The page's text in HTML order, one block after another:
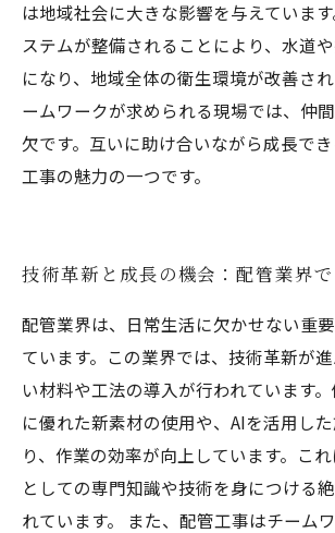
は地域社会に大きな影響を与えていま
ステムが整備されることにより、水道
になり、地域全体の衛生環境が改善さ
ームワークが求められる現場では、仲
欠です。互いに助け合いながら成長で
工事の魅力の一つです。
技術革新と成長の機会：配管業界で
配管業界は、日常生活に欠かせない重
ています。この業界では、技術革新が
い材料や工法の導入が行われています
に優れた新素材の使用や、AIを活用し
り、作業の効率が向上しています。こ
としての専門知識や技術を身につける
れています。 また、配管工事はチーム